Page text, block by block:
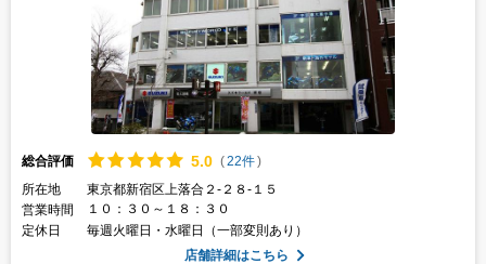
総合評価 5.0 (22件)
所在地
東京都新宿区上落合２-２８-１５
営業時間
１０：３０～１８：３０
定休日
毎週火曜日・水曜日（一部変則あり）
店舗詳細はこちら